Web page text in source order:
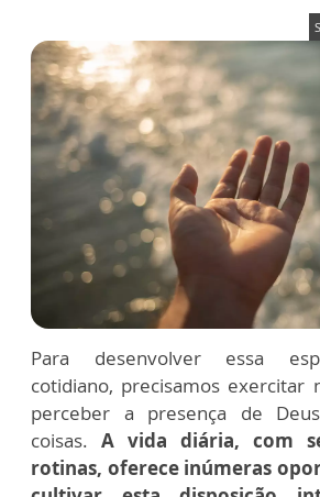
Para desenvolver essa
cotidiano, precisamos exercitar
perceber a presença de
coisas. A vida diária, com
rotinas, oferece inúmeras